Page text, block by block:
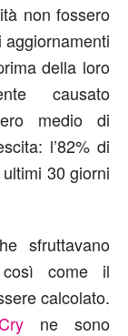
non fossero
della loro
causato
medio di
l’82% di
30 giorni
sfruttavano
così come il
calcolato.
ne sono